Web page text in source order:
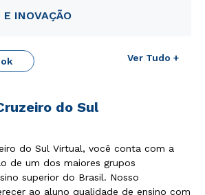
E INOVAÇÃO
Ver Tudo +
do Sul
do Sul Virtual, você conta com a
de um dos maiores grupos
superior do Brasil. Nosso
ao aluno qualidade de ensino com